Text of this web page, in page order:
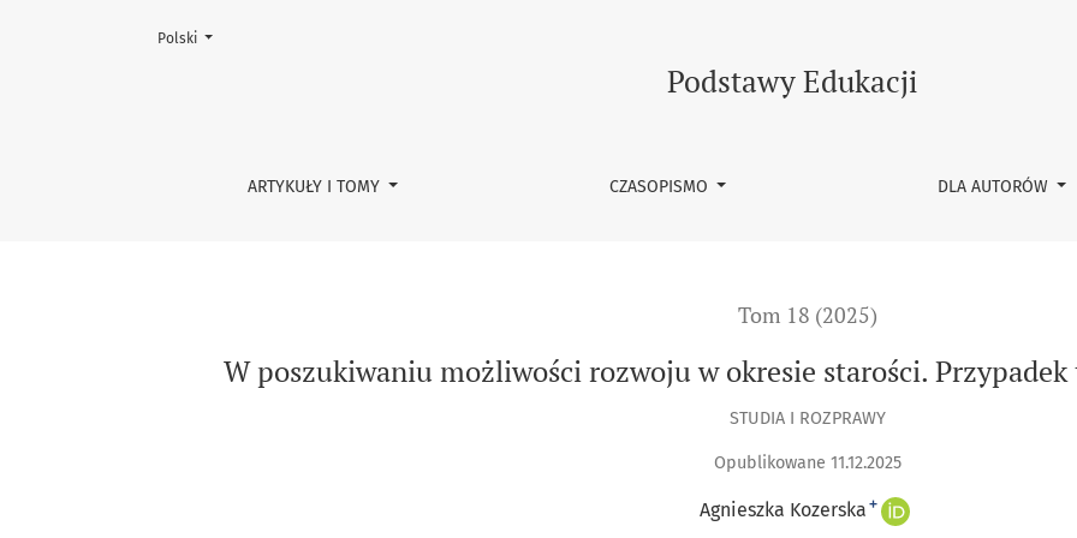
W poszukiwaniu możliwości rozwoju w okresie starości. Przypadek teorii gerotranscendencji
Podstawy Edukacji
ARTYKUŁY I TOMY CZASOPISMO DLA AUTORÓW
Zmień język, obecnie wybrany to:
Polski
Tom 18 (2025)
W poszukiwaniu możliwości rozwoju w okresie starości.
STUDIA I ROZPRAWY
Opublikowane 11.12.2025
Agnieszka Kozerska +